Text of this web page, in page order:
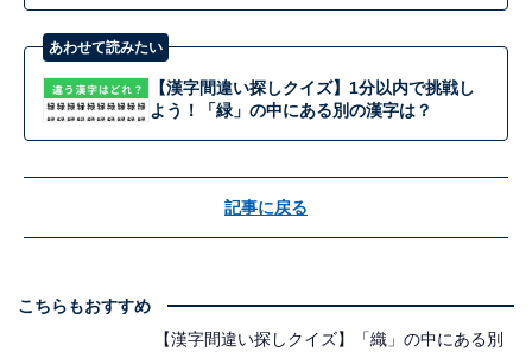
あわせて読みたい
【漢字間違い探しクイズ】1分以内で挑戦し
よう！「緑」の中にある別の漢字は？
記事に戻る
こちらもおすすめ
【漢字間違い探しクイズ】「織」の中にある別